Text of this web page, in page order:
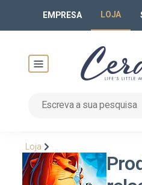
EMPRESA LOJA
Loja